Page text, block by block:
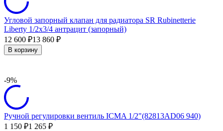
Угловой запорный клапан для радиатора SR Rubinetterie
Liberty 1/2х3/4 антрацит (запорный)
12 600 ₽13 860 ₽
В корзину
-9%
Ручной регулировки вентиль ICMA 1/2"(82813AD06 940)
1 150 ₽1 265 ₽